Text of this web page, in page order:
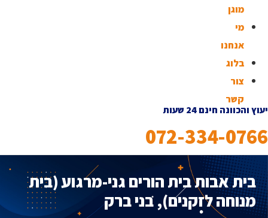
מוגן
מי
אנחנו
בלוג
צור
קשר
יעוץ והכוונה חינם 24 שעות
072-334-0766
בית אבות בית הורים גני-מרגוע (בית
מנוחה לזקנים), בני ברק